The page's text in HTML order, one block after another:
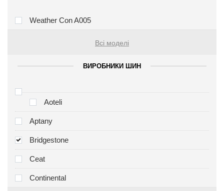
Weather Con A005
Всі моделі
ВИРОБНИКИ ШИН
Aoteli
Aptany
Bridgestone
Ceat
Continental